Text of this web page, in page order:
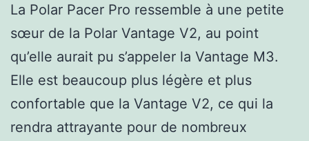
La Polar Pacer Pro ressemble à une petite
sœur de la Polar Vantage V2, au point
qu’elle aurait pu s’appeler la Vantage M3.
Elle est beaucoup plus légère et plus
confortable que la Vantage V2, ce qui la
rendra attrayante pour de nombreux